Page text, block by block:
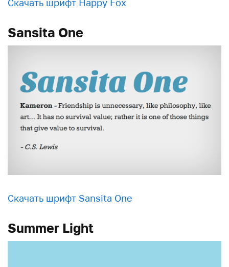
Скачать шрифт Happy Fox
Sansita One
Скачать шрифт Sansita One
Summer Light